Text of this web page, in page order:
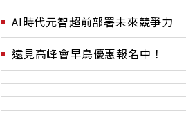
AI時代元智超前部署未來競爭力
遠見高峰會早鳥優惠報名中！